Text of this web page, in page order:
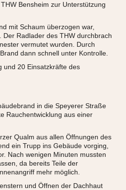
Bensheim zur Unterstützung
mit Schaum überzogen war,
Radlader des THW durchbrach
vermutet wurden. Durch
dann schnell unter Kontrolle.
und 20 Einsatzkräfte des
in die Speyerer Straße
Rauchentwicklung aus einer
Qualm aus allen Öffnungen des
ein Trupp ins Gebäude vorging,
Nach wenigen Minuten mussten
da bereits Teile der
mehr möglich.
und Öffnen der Dachhaut